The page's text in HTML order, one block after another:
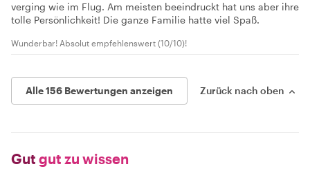
verging wie im Flug. Am meisten beeindruckt hat uns aber ihre
tolle Persönlichkeit! Die ganze Familie hatte viel Spaß.
Wunderbar! Absolut empfehlenswert (10/10)!
Alle 156 Bewertungen anzeigen Zurück nach oben
Gut gut zu wissen